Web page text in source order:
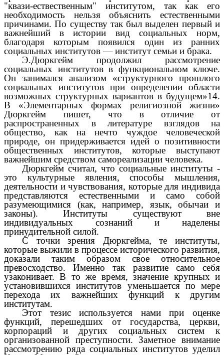
"квази-ествественным" институтом, так как его
необходимость нельзя объяснить естественными
причинами. По существу так был выделен первый и
важнейший в истории вид социальных норм,
благодаря которым появился один из ранних
социальных институтов — институт семьи и брака.
Э.Дюркгейм продолжил рассмотрение
социальных институтов в функциональном ключе.
Он занимался анализом «структурного прошлого
социальных институтов при определении области
возможных структурных вариантов в будущем»14.
В «Элементарных формах религиозной жизни»
Дюркгейм пишет, что в отличие от
распространенных в литературе взглядов на
общество, как на нечто чуждое человеческой
природе, он придерживается идей о позитивности
общественных институтов, которые выступают
важнейшим средством самореализации человека.
Дюркгейм считал, что социальные институты -
это культурные явления, способы мышления,
деятельности и чувствования, которые для индивида
представляются естественными и само собой
разумеющимися (как, например, язык, обычаи и
законы). Институты существуют вне
индивидуальных сознаний и наделены
принудительной силой.
С точки зрения Дюркгейма, те институты,
которые выжили в процессе исторического развития,
доказали таким образом свое относительное
превосходство. Именно так развитие само себя
узаконивает. В то же время, значение крупных и
установившихся институтов уменьшается по мере
перехода их важнейших функций к другим
институтам.
Этот тезис используется нами при оценке
функций, перешедших от государства, церкви,
корпораций и других социальных систем к
организованной преступности. Заметное внимание
рассмотрению ряда социальных институтов уделил